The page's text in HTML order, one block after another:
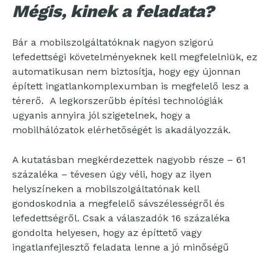
Mégis, kinek a feladata?
Bár a mobilszolgáltatóknak nagyon szigorú
lefedettségi követelményeknek kell megfelelniük, ez
automatikusan nem biztosítja, hogy egy újonnan
épített ingatlankomplexumban is megfelelő lesz a
térerő. A legkorszerűbb építési technológiák
ugyanis annyira jól szigetelnek, hogy a
mobilhálózatok elérhetőségét is akadályozzák.
A kutatásban megkérdezettek nagyobb része – 61
százaléka – tévesen úgy véli, hogy az ilyen
helyszíneken a mobilszolgáltatónak kell
gondoskodnia a megfelelő sávszélességről és
lefedettségről. Csak a válaszadók 16 százaléka
gondolta helyesen, hogy az építtető vagy
ingatlanfejlesztő feladata lenne a jó minőségű